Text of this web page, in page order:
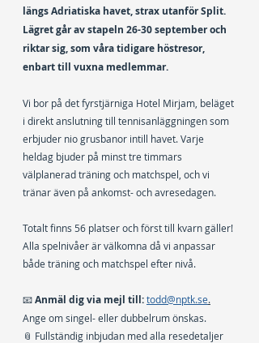
längs Adriatiska havet, strax utanför Split.
Lägret går av stapeln 26-30 september och
riktar sig, som våra tidigare höstresor,
enbart till vuxna medlemmar.
Vi bor på det fyrstjärniga Hotel Mirjam, beläget
i direkt anslutning till tennisanläggningen som
erbjuder nio grusbanor intill havet. Varje
heldag bjuder på minst tre timmars
välplanerad träning och matchspel, och vi
tränar även på ankomst- och avresedagen.
Totalt finns 56 platser och först till kvarn gäller!
Alla spelnivåer är välkomna då vi anpassar
både träning och matchspel efter nivå.
📧 Anmäl dig via mejl till:todd@nptk.se.
Ange om singel- eller dubbelrum önskas.
📎 Fullständig inbjudan med alla resedetaljer